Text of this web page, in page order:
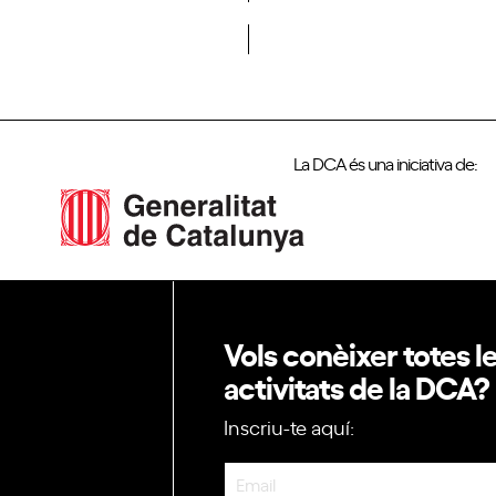
La DCA és una iniciativa de:
Vols conèixer totes
activitats de la DCA?
Inscriu-te aquí: